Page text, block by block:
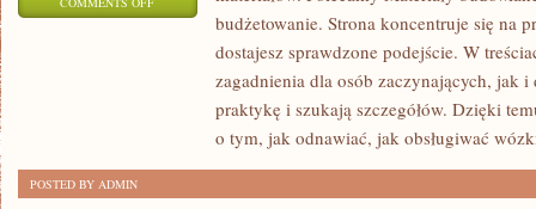
KOSZTORYSOWANIE
BUDŻETOWANIE
budżetowanie. Strona koncentruje się na
dostajesz sprawdzone podejście. W
zagadnienia dla osób zaczynających, jak
praktykę i szukają szczegółów. Dzięki
o tym, jak odnawiać, jak obsługiwać
POSTED BY ADMIN